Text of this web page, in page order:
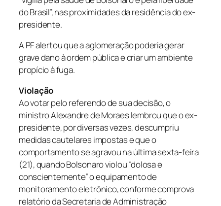
do Brasil”, nas proximidades da residência do ex-
presidente.
A PF alertou que a aglomeração poderia gerar
grave dano à ordem pública e criar um ambiente
propício à fuga.
Violação
Ao votar pelo referendo de sua decisão, o
ministro Alexandre de Moraes lembrou que o ex-
presidente, por diversas vezes, descumpriu
medidas cautelares impostas e que o
comportamento se agravou na última sexta-feira
(21), quando Bolsonaro violou “dolosa e
conscientemente” o equipamento de
monitoramento eletrônico, conforme comprova
relatório da Secretaria de Administração